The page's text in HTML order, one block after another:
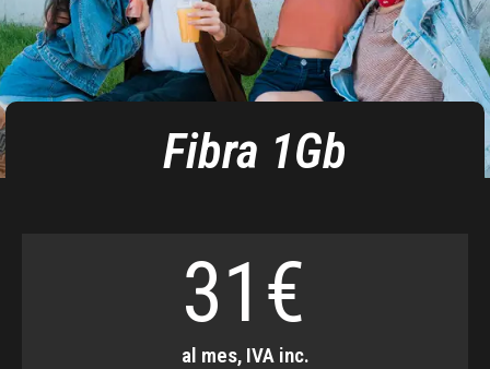
Fibra 1Gb
31€
al mes, IVA inc.